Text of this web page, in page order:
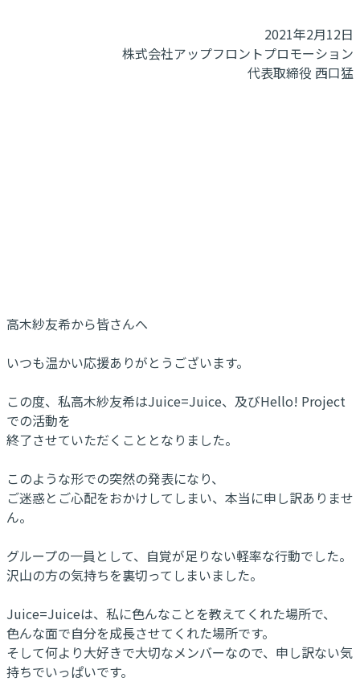
2021年2月12日
株式会社アップフロントプロモーション
代表取締役 西口猛
高木紗友希から皆さんへ
いつも温かい応援ありがとうございます。
この度、私高木紗友希はJuice=Juice、及びHello! Project
での活動を
終了させていただくこととなりました。
このような形での突然の発表になり、
ご迷惑とご心配をおかけしてしまい、本当に申し訳ありませ
ん。
グループの一員として、自覚が足りない軽率な行動でした。
沢山の方の気持ちを裏切ってしまいました。
Juice=Juiceは、私に色んなことを教えてくれた場所で、
色んな面で自分を成長させてくれた場所です。
そして何より大好きで大切なメンバーなので、申し訳ない気
持ちでいっぱいです。